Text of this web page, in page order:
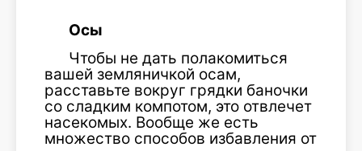
Осы
Чтобы не дать полакомиться
вашей земляничкой осам,
расставьте вокруг грядки баночки
со сладким компотом, это отвлечет
насекомых. Вообще же есть
множество способов избавления от